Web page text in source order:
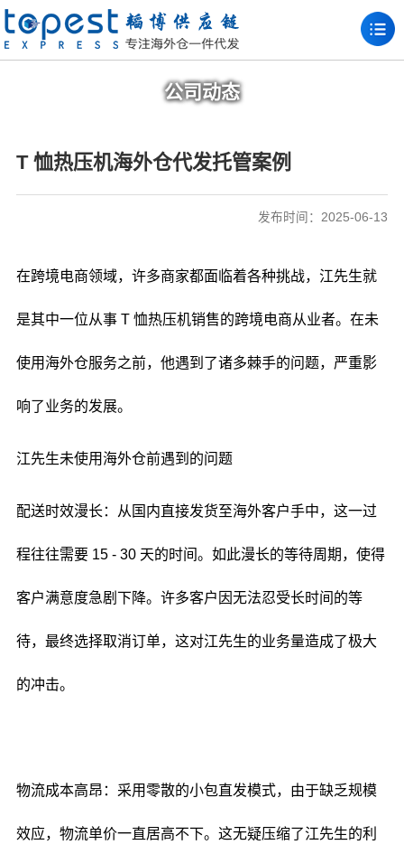
公司动态
T 恤热压机海外仓代发托管案例
发布时间：2025-06-13
在跨境电商领域，许多商家都面临着各种挑战，江先生就
是其中一位从事 T 恤热压机销售的跨境电商从业者。在未
使用海外仓服务之前，他遇到了诸多棘手的问题，严重影
响了业务的发展。
江先生未使用海外仓前遇到的问题
配送时效漫长：从国内直接发货至海外客户手中，这一过
程往往需要 15 - 30 天的时间。如此漫长的等待周期，使得
客户满意度急剧下降。许多客户因无法忍受长时间的等
待，最终选择取消订单，这对江先生的业务量造成了极大
的冲击。
物流成本高昂：采用零散的小包直发模式，由于缺乏规模
效应，物流单价一直居高不下。这无疑压缩了江先生的利